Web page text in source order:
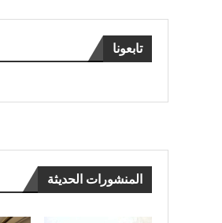
تابعونا
المنشورات الحديثة